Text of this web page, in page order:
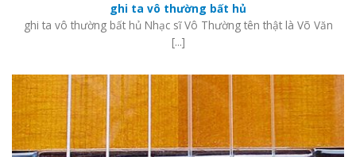
ghi ta vô thường bất hủ
ghi ta vô thường bất hủ Nhạc sĩ Vô Thường tên thật là Võ Văn
[...]